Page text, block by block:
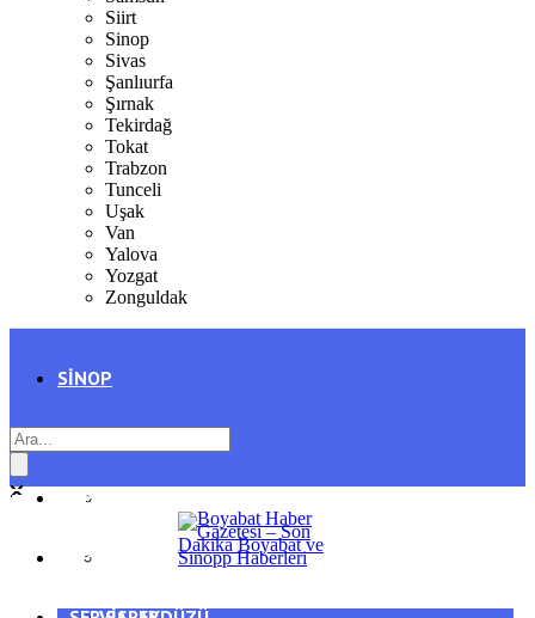
Siirt
Sinop
Sivas
Şanlıurfa
Şırnak
Tekirdağ
Tokat
Trabzon
Tunceli
Uşak
Van
Yalova
Yozgat
Zonguldak
SINOP
AYANCIK
GENEL
SPOR